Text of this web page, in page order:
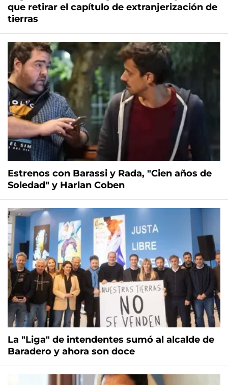
que retirar el capítulo de extranjerización de
tierras
Estrenos con Barassi y Rada, "Cien años de
Soledad" y Harlan Coben
La "Liga" de intendentes sumó al alcalde de
Baradero y ahora son doce